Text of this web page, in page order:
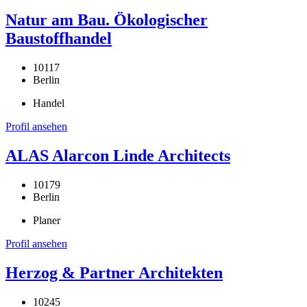
Natur am Bau. Ökologischer
Baustoffhandel
10117
Berlin
Handel
Profil ansehen
ALAS Alarcon Linde Architects
10179
Berlin
Planer
Profil ansehen
Herzog & Partner Architekten
10245